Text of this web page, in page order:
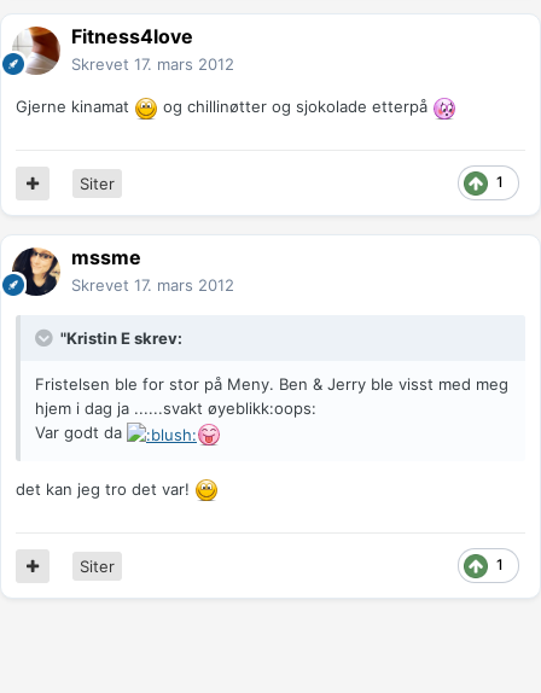
Fitness4love
Skrevet 17. mars 2012
Gjerne kinamat og chillinøtter og sjokolade etterpå
1
Siter
mssme
Skrevet 17. mars 2012
"Kristin E skrev:
Fristelsen ble for stor på Meny. Ben & Jerry ble visst med meg
hjem i dag ja ......svakt øyeblikk:oops:
Var godt da
det kan jeg tro det var!
1
Siter